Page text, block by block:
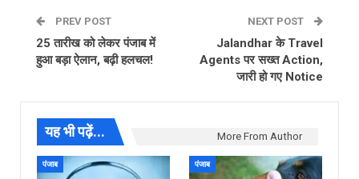
PREV POST
25 तारीख को लेकर पंजाब में
हुआ बड़ा ऐलान, बढ़ी हलचल!
NEXT POST
Jalandhar के Travel
Agents पर सख्त Action,
जारी हो गए Notice
यह भी पढ़ें... More From Author
पंजाब पंजाब